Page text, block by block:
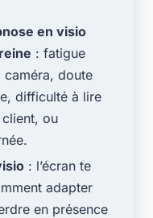
en visio
: fatigue
caméra, doute
difficulté à lire
ou
: l’écran te
adapter
en présence